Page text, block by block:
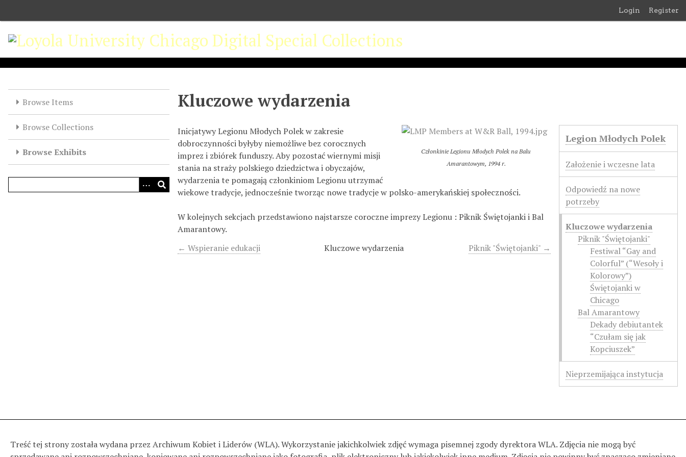
o
Login Register
Browse Items
Browse Collections
Browse Exhibits
Kluczowe wydarzenia
Członkinie Legionu Młodych Polek na Balu
Amarantowym, 1994 r.
Inicjatywy Legionu Młodych Polek w zakresie
dobroczynności byłyby niemożliwe bez corocznych
imprez i zbiórek funduszy. Aby pozostać wiernymi misji
stania na straży polskiego dziedzictwa i obyczajów,
wydarzenia te pomagają członkiniom Legionu utrzymać
wiekowe tradycje, jednocześnie tworząc nowe tradycje w polsko-amerykańskiej społeczności.
W kolejnych sekcjach przedstawiono najstarsze coroczne imprezy Legionu : Piknik Świętojanki i Bal
Amarantowy.
← Wspieranie edukacji
Piknik "Świętojanki" →
Kluczowe wydarzenia
Legion Młodych Polek
Założenie i wczesne lata
Odpowiedź na nowe
potrzeby
Kluczowe wydarzenia
Piknik "Świętojanki"
Festiwal “Gay and
Colorful” (“Wesoły i
Kolorowy”)
Świętojanki w
Chicago
Bal Amarantowy
Dekady debiutantek
“Czułam się jak
Kopciuszek”
Nieprzemijająca instytucja
Treść tej strony została wydana przez Archiwum Kobiet i Liderów (WLA). Wykorzystanie jakichkolwiek zdjęć wymaga pisemnej zgody dyrektora WLA. Zdjęcia nie mogą być